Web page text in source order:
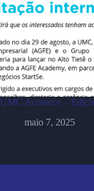
UMC Acontece –
maio 7, 2025